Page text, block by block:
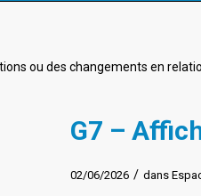
ou des changements en
G7 –
02/06/2026 / dans